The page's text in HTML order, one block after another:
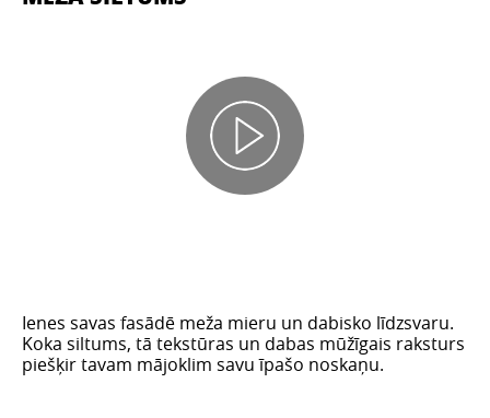
Ienes savas fasādē meža mieru un dabisko līdzsvaru.
Koka siltums, tā tekstūras un dabas mūžīgais raksturs
piešķir tavam mājoklim savu īpašo noskaņu.